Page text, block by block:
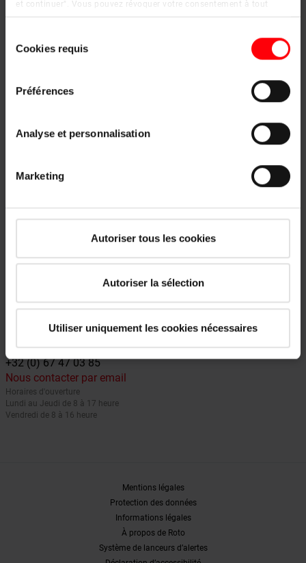
et continuer". Vous pouvez révoquer votre consentement à tout
moment. Vous trouverez de plus amples informations sur les
cookies et les options de personnalisation sous le bouton "Afficher
les détails".
duCookies requis
Préférences
Analyse et personnalisation
Marketing
Autoriser tous les cookies
Autoriser la sélection
Utiliser uniquement les cookies nécessaires
Une question ?
Appelez nous pour plus de renseignement. Notre expert, Luk
Servaes, se fera un plaisir de vous conseiller.
+32 (0) 67 47 03 85
Nous contacter par email
Horaires d'ouverture
Lundi au Jeudi de 8 à 17 heure
Vendredi de 8 à 16 heure
Mentions légales
Protection des données
Informations légales
À propos de Roto
Système de lanceurs d’alertes